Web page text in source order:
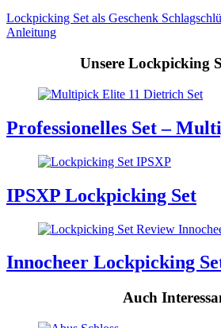
Lockpicking Set als Geschenk
Anleitung
Unsere Lockpicking
Professionelles Set –
IPSXP Lockpicking Set
Innocheer Lockpicking
Auch